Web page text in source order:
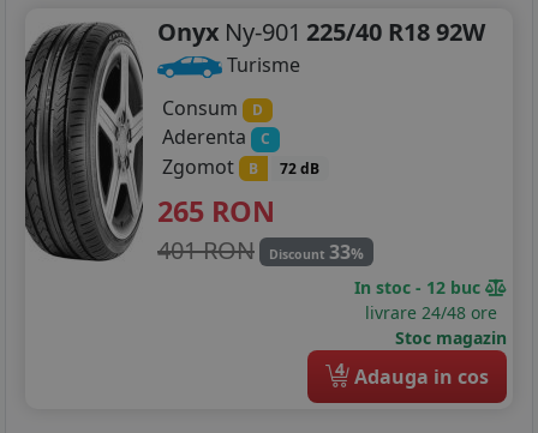
Onyx Ny-901 225/40 R18 92W
Turisme
Consum
D
Aderenta C
Zgomot B 72 dB
265 RON
401 RON Discount 33%
In stoc - 12 buc
livrare 24/48 ore
Stoc magazin
4 Adauga in cos